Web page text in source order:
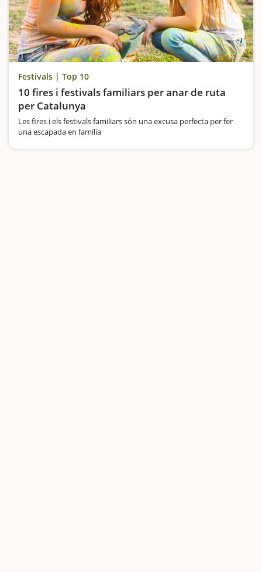
Festivals | Top 10
10 fires i festivals familiars per anar de ruta
per Catalunya
Les fires i els festivals familiars són una excusa perfecta per fer
una escapada en família